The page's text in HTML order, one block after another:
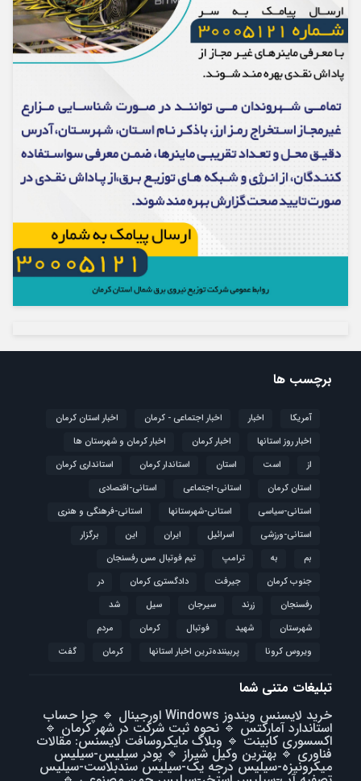
برچسب ها
آمریکا اخبار اخبار اجتماعی - کرمان
اخبار استان کرمان
اخبار روز استانها
اخبار کرمان
اخبار کرمان و شهرستان ها
از
است استان استاندار کرمان
استانداری کرمان
استان کرمان
استانی-اجتماعی
استانی-اقتصادی
استانی-سیاسی
استانی-شهرستانها
استانی-فرهنگی و هنری
استانی-ورزشی
اسرائیل ایران این
برگزار
بم
به ترامپ
تیم فوتبال مس رفسنجان
جنوب کرمان
جیرفت دادگستری کرمان
در
رفسنجان
زرند سیرجان سیل
شد
شهرستان
شهید فوتبال كرمان
مردم
ویروس کرونا
پربیننده‌ترین اخبار استانها کرمان گفت
تبلیغات متنی شما
خرید لایسنس ویندوز Windows اورجینال
🔹 چرا حساب
استاندارد آمارکتس 🔹نحوه ثبت شرکت در شهر کرمان 🔹
اکسسوری کابینت 🔹 وبلاگ مایکروسافت لایسنس: مقالات
فناوری🔹 بهترین وکیل شیراز 🔹پودر سیلیس-سیلیس
میکرونیزه-سیلیس درجه یک-سیلیس سندبلاست-سیلیس